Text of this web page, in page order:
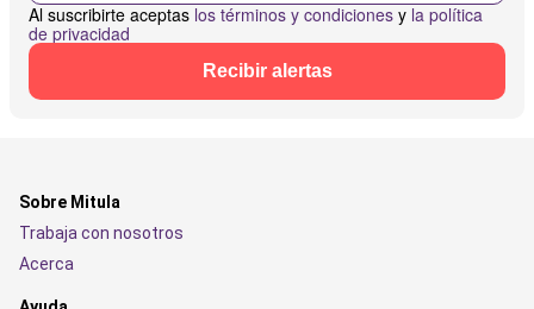
Al suscribirte aceptas los términos y condiciones y la política
de privacidad
Recibir alertas
Sobre Mitula
Trabaja con nosotros
Acerca